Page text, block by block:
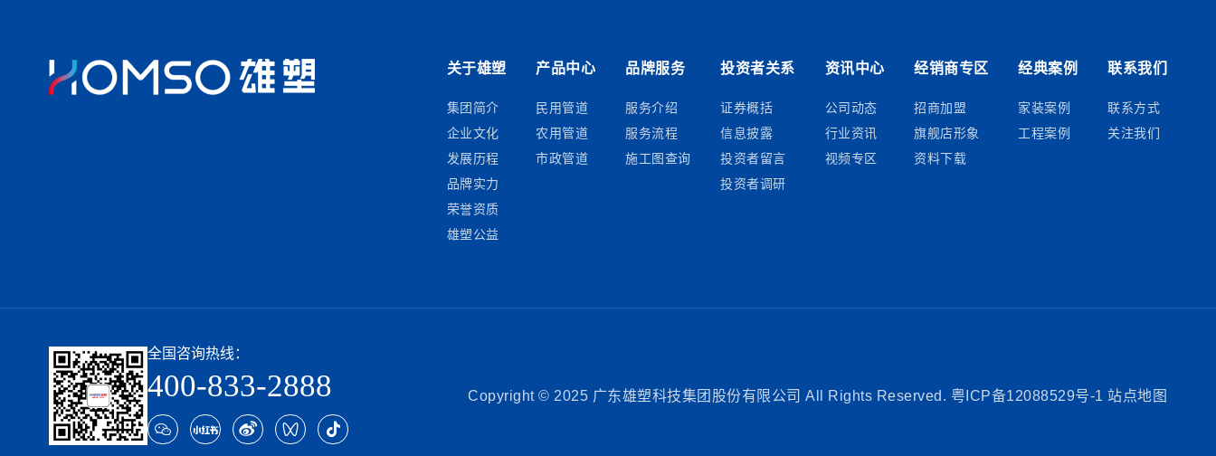
关于雄塑
集团简介
企业文化
发展历程
品牌实力
荣誉资质
雄塑公益
产品中心
民用管道
农用管道
市政管道
品牌服务
服务介绍
服务流程
施工图查询
投资者关系
证券概括
信息披露
投资者留言
投资者调研
资讯中心
公司动态
行业资讯
视频专区
经销商专区
招商加盟
旗舰店形象
资料下载
经典案例
家装案例
工程案例
联系我们
联系方式
关注我们
全国咨询热线：
400-833-2888 Copyright © 2025 广东雄塑科技集团股份有限公司 All Rights Reserved. 粤ICP备12088529号-1 站点地图